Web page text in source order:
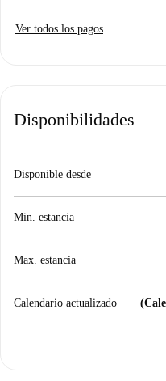
Ver todos los pagos
Disponibilidades
Disponible desde
Min. estancia
Max. estancia
Calendario actualizado